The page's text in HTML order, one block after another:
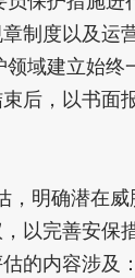
制度以及运
领域建立始终
后，以书面
，明确潜在
以完善安保
的内容涉及